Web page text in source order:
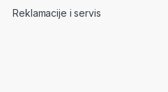
Reklamacije i servis